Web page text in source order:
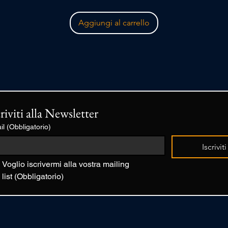
Aggiungi al carrello
alla Newsletter
(Obbligatorio)
Iscriviti
Voglio iscrivermi alla vostra mailing
list (Obbligatorio)